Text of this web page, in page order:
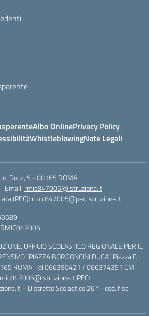
Albo OnlinePrivacy Policy
WhistleblowingNote Legali
Duca, 5 - 00165 ROMA
Email: rmic847005@istruzione.it
(PEC): rmic847005@pec.istruzione.it
RMIC847005
UFFICIO SCOLASTICO REGIONALE PER IL
“PIAZZA BORGONCINI DUCA”. Piazza F.
ROMA. Tel.066390421 / 066374351 CM:
PEC:
– Distretto Scolastico 26°– cod. fisc.